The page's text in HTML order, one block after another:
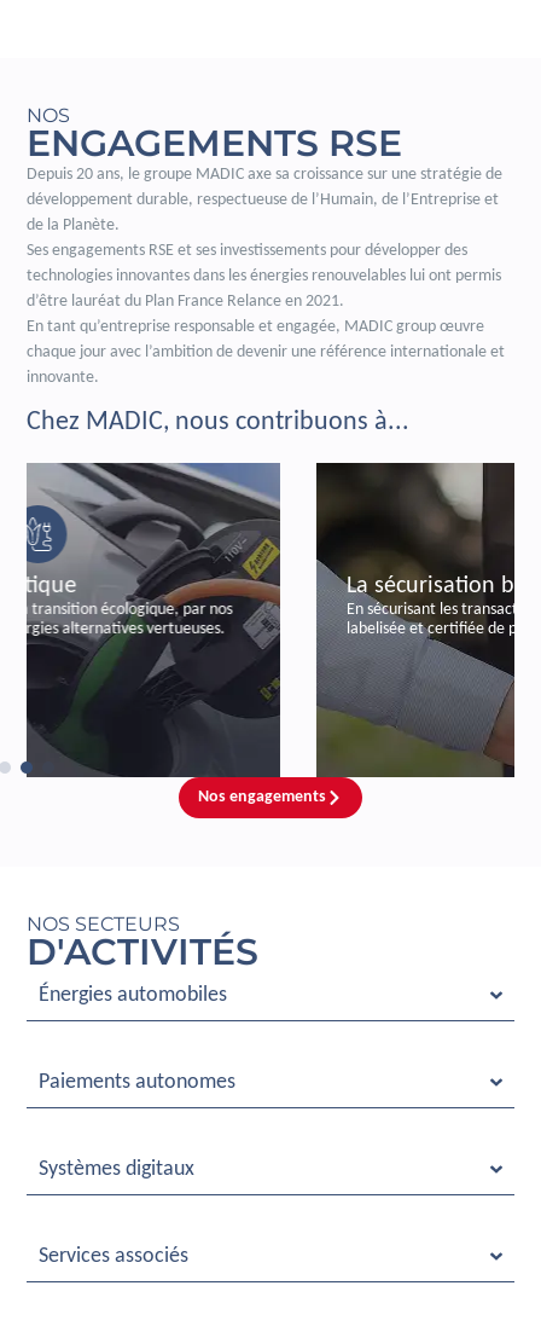
NOS
ENGAGEMENTS RSE
Depuis 20 ans, le groupe MADIC axe sa croissance sur une stratégie de
développement durable, respectueuse de l’Humain, de l’Entreprise et
de la Planète.
Ses engagements RSE et ses investissements pour développer des
technologies innovantes dans les énergies renouvelables lui ont permis
d’être lauréat du Plan France Relance en 2021.
En tant qu’entreprise responsable et engagée, MADIC group œuvre
chaque jour avec l’ambition de devenir une référence internationale et
innovante.
Chez MADIC, nous contribuons à...
La sécurisation bancaire
En sécurisant les transactions bancaires, par notre offre
labelisée et certifiée de paiements autonomes.
Nos engagements
NOS SECTEURS
D'ACTIVITÉS
Énergies automobiles
Paiements autonomes
Systèmes digitaux
Services associés